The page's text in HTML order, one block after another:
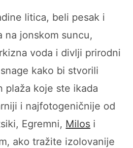
litica, beli pesak i
na jonskom suncu,
voda i divlji prirodni
kako bi stvorili
plaža koje ste ikada
i najfotogeničnije od
Egremni, Milos i
ako tražite izolovanije